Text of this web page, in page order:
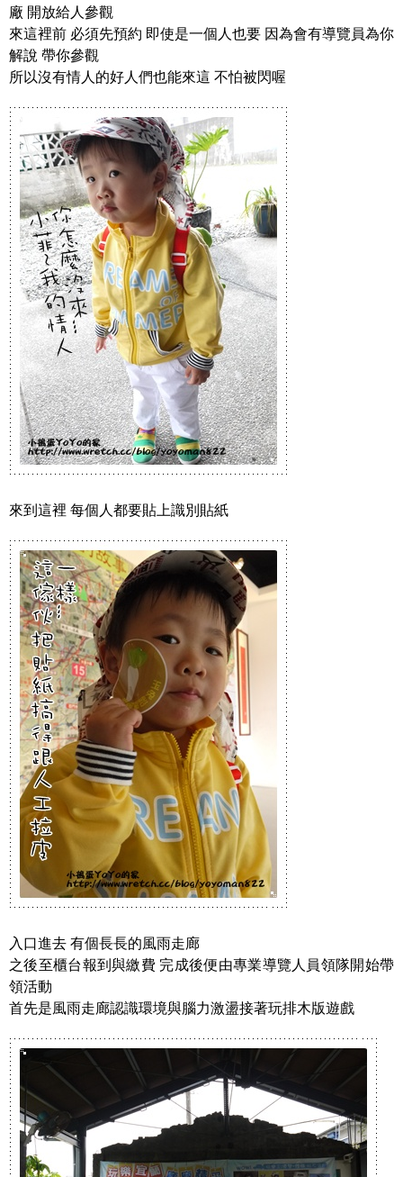
廠 開放給人參觀
來這裡前 必須先預約 即使是一個人也要 因為會有導覽員為你
解說 帶你參觀
所以沒有情人的好人們也能來這 不怕被閃喔
來到這裡 每個人都要貼上識別貼紙
入口進去 有個長長的風雨走廊
之後至櫃台報到與繳費 完成後便由專業導覽人員領隊開始帶
領活動
首先是風雨走廊認識環境與腦力激盪接著玩排木版遊戲